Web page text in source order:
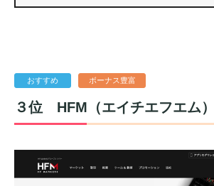
おすすめ ボーナス豊富
３位 HFM（エイチエフエム）